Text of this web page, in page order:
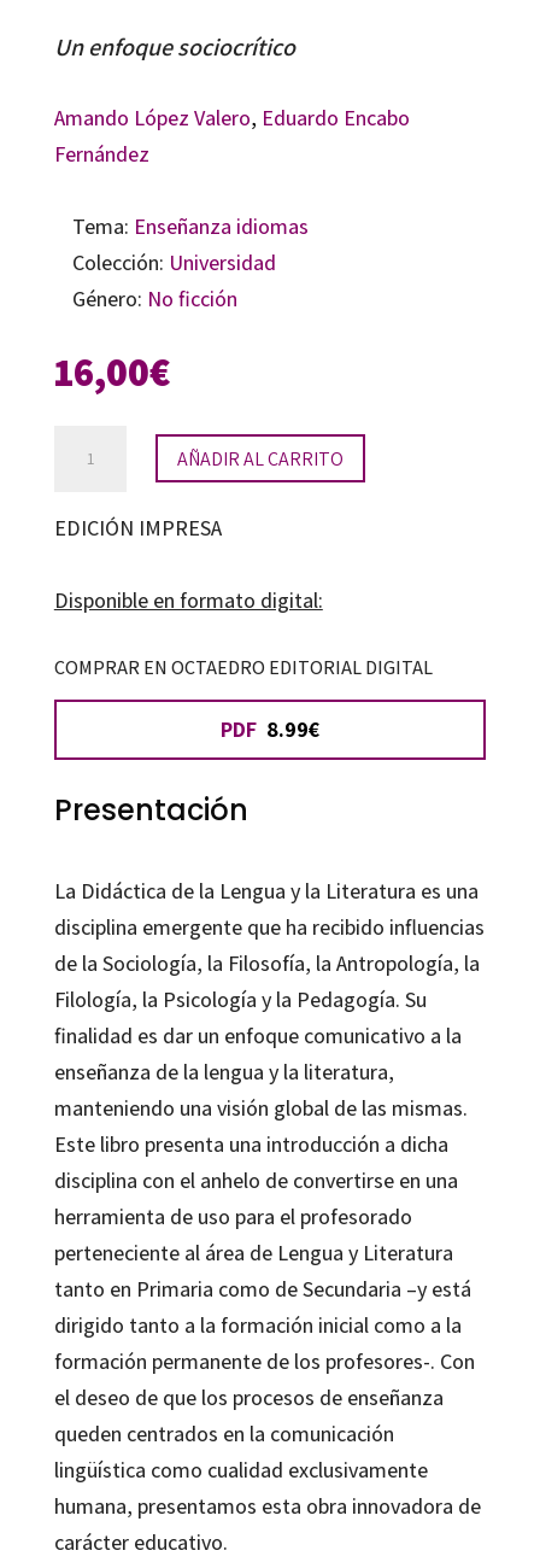
Un enfoque sociocrítico
Amando López Valero, Eduardo Encabo
Fernández
Tema: Enseñanza idiomas
Colección: Universidad
Género: No ficción
16,00€
Introducción
de
lengua
y
literatura
cantidad
AÑADIR AL CARRITO
EDICIÓN IMPRESA
Disponible en formato digital:
COMPRAR EN OCTAEDRO EDITORIAL DIGITAL
PDF 8.99€
Presentación
La Didáctica de la Lengua y la Literatura es una
disciplina emergente que ha recibido influencias
de la Sociología, la Filosofía, la Antropología, la
Filología, la Psicología y la Pedagogía. Su
finalidad es dar un enfoque comunicativo a la
enseñanza de la lengua y la literatura,
manteniendo una visión global de las mismas.
Este libro presenta una introducción a dicha
disciplina con el anhelo de convertirse en una
herramienta de uso para el profesorado
perteneciente al área de Lengua y Literatura
tanto en Primaria como de Secundaria –y está
dirigido tanto a la formación inicial como a la
formación permanente de los profesores-. Con
el deseo de que los procesos de enseñanza
queden centrados en la comunicación
lingüística como cualidad exclusivamente
humana, presentamos esta obra innovadora de
carácter educativo.